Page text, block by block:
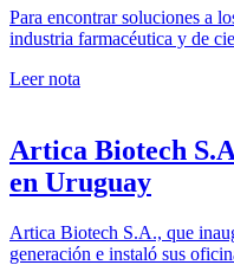
Para encontrar soluciones a
industria farmacéutica y de
Leer nota
Artica Biotech
en Uruguay
Artica Biotech S.A., que
generación e instaló sus